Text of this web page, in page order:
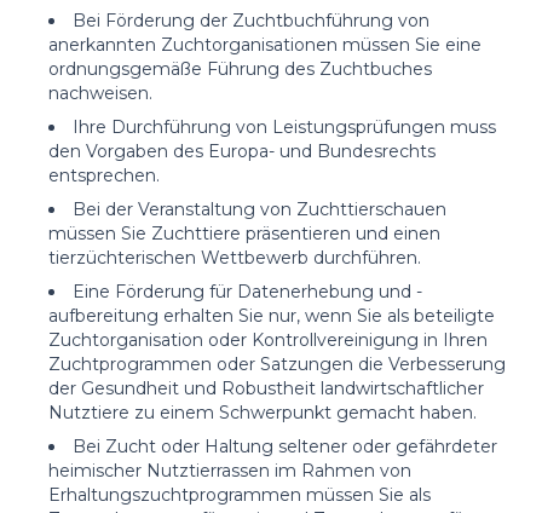
Bei Förderung der Zuchtbuchführung von
anerkannten Zuchtorganisationen müssen Sie eine
ordnungsgemäße Führung des Zuchtbuches
nachweisen.
Ihre Durchführung von Leistungsprüfungen muss
den Vorgaben des Europa- und Bundesrechts
entsprechen.
Bei der Veranstaltung von Zuchttierschauen
müssen Sie Zuchttiere präsentieren und einen
tierzüchterischen Wettbewerb durchführen.
Eine Förderung für Datenerhebung und -
aufbereitung erhalten Sie nur, wenn Sie als beteiligte
Zuchtorganisation oder Kontrollvereinigung in Ihren
Zuchtprogrammen oder Satzungen die Verbesserung
der Gesundheit und Robustheit landwirtschaftlicher
Nutztiere zu einem Schwerpunkt gemacht haben.
Bei Zucht oder Haltung seltener oder gefährdeter
heimischer Nutztierrassen im Rahmen von
Erhaltungszuchtprogrammen müssen Sie als